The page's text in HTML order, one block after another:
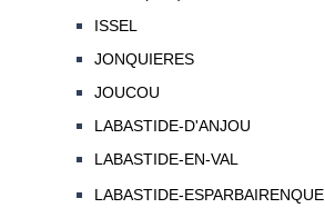
ISSEL
JONQUIERES
JOUCOU
LABASTIDE-D'ANJOU
LABASTIDE-EN-VAL
LABASTIDE-ESPARBAIRENQUE